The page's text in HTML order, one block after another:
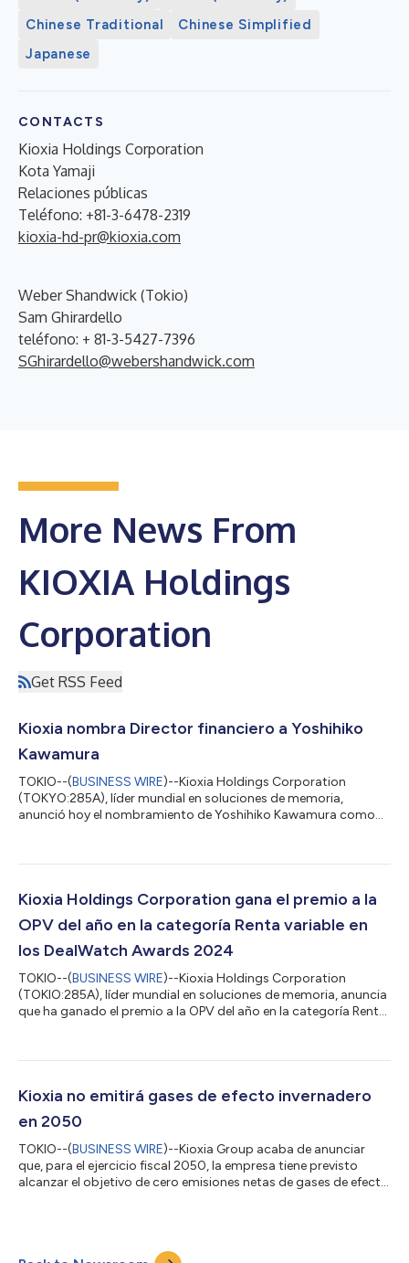
Chinese Traditional
Chinese Simplified
Japanese
CONTACTS
Kioxia Holdings Corporation
Kota Yamaji
Relaciones públicas
Teléfono: +81-3-6478-2319
kioxia-hd-pr@kioxia.com
Weber Shandwick (Tokio)
Sam Ghirardello
teléfono: + 81-3-5427-7396
SGhirardello@webershandwick.com
More News From
KIOXIA Holdings
Corporation
Get RSS Feed
Kioxia nombra Director financiero a Yoshihiko
Kawamura
TOKIO--(BUSINESS WIRE)--Kioxia Holdings Corporation
(TOKYO:285A), líder mundial en soluciones de memoria,
anunció hoy el nombramiento de Yoshihiko Kawamura como
ya que ocupó cargos en la sede de Mitsubishi Corporation en
Chicago y completó un mandato en el Banco Mundial. En
Hitachi, Ltd., ocupó cargos ejecut...
Kioxia Holdings Corporation gana el premio a la
OPV del año en la categoría Renta variable en
los DealWatch Awards 2024
TOKIO--(BUSINESS WIRE)--Kioxia Holdings Corporation
(TOKIO:285A), líder mundial en soluciones de memoria, anuncia
que ha ganado el premio a la OPV del año en la categoría Renta
real sobre la actividad de los mercados de capitales de Japón.
mayo. Los DealWatch Awards reconocen a los emisores de
bonos o acciones destacados en...
Kioxia no emitirá gases de efecto invernadero
en 2050
TOKIO--(BUSINESS WIRE)--Kioxia Group acaba de anunciar
que, para el ejercicio fiscal 2050, la empresa tiene previsto
alcanzar el objetivo de cero emisiones netas de gases de efecto
para hacer frente al cambio climático, uno de sus objetivos